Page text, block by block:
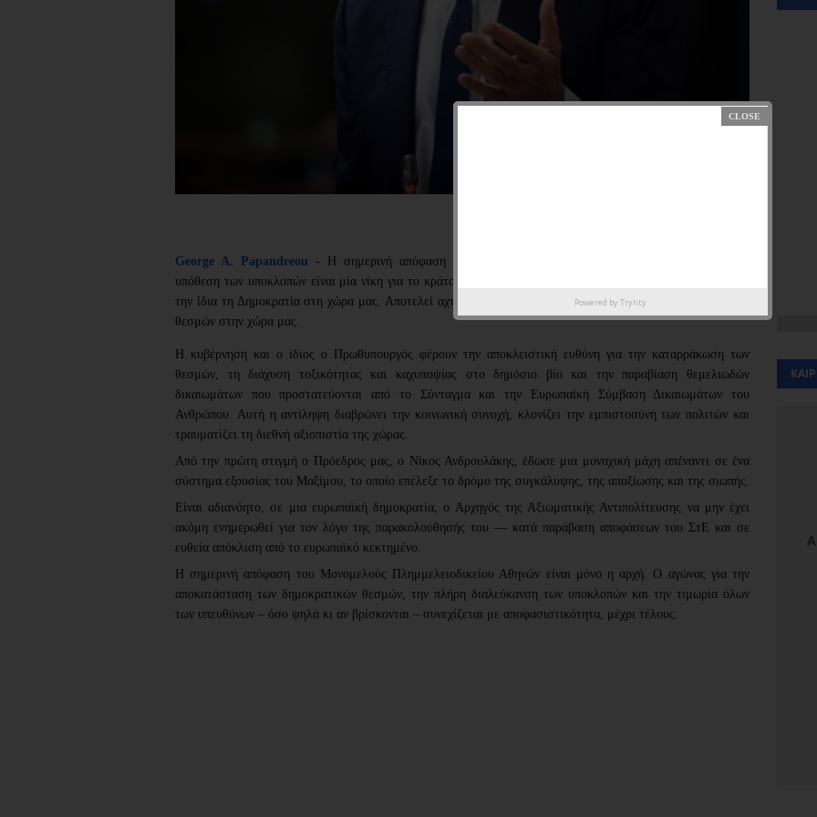
George A. Papandreou - Η σημερινή απόφαση του Μονομελούς Πλημμελειοδικείου Αθηνών για την
υπόθεση των υποκλοπών είναι μία νίκη για το κράτος δικαίου, την ερευνητική δημοσιογραφία, αλλά και για
την ίδια τη Δημοκρατία στη χώρα μας. Αποτελεί αχτίδα φωτός στο σκότος υποβάθμισης των δημοκρατικών
θεσμών στην χώρα μας.
Η κυβέρνηση και ο ίδιος ο Πρωθυπουργός φέρουν την αποκλειστική ευθύνη για την καταρράκωση των
θεσμών, τη διάχυση τοξικότητας και καχυποψίας στο δημόσιο βίο και την παραβίαση θεμελιωδών
δικαιωμάτων που προστατεύονται από το Σύνταγμα και την Ευρωπαϊκή Σύμβαση Δικαιωμάτων του
Ανθρώπου. Αυτή η αντίληψη διαβρώνει την κοινωνική συνοχή, κλονίζει την εμπιστοσύνη των πολιτών και
τραυματίζει τη διεθνή αξιοπιστία της χώρας.
Από την πρώτη στιγμή ο Πρόεδρος μας, ο Νίκος Ανδρουλάκης, έδωσε μια μοναχική μάχη απέναντι σε ένα
σύστημα εξουσίας του Μαξίμου, το οποίο επέλεξε το δρόμο της συγκάλυψης, της απαξίωσης και της σιωπής.
Είναι αδιανόητο, σε μια ευρωπαϊκή δημοκρατία, ο Αρχηγός της Αξιωματικής Αντιπολίτευσης να μην έχει
ακόμη ενημερωθεί για τον λόγο της παρακολούθησής του — κατά παράβαση αποφάσεων του ΣτΕ και σε
ευθεία απόκλιση από το ευρωπαϊκό κεκτημένο.
Η σημερινή απόφαση του Μονομελούς Πλημμελειοδικείου Αθηνών είναι μόνο η αρχή. Ο αγώνας για την
αποκατάσταση των δημοκρατικών θεσμών, την πλήρη διαλεύκανση των υποκλοπών και την τιμωρία όλων
των υπευθύνων – όσο ψηλά κι αν βρίσκονται – συνεχίζεται με αποφασιστικότητα, μέχρι τέλους.
Powered byTrylity